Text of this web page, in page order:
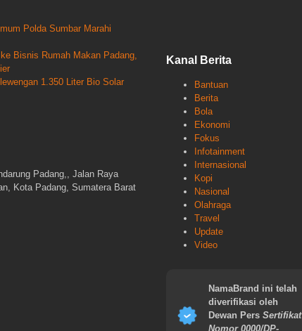
Polda Sumbar Marahi
Bisnis Rumah Makan Padang,
1.350 Liter Bio Solar
Padang,, Jalan Raya
Kota Padang, Sumatera Barat
Kanal Berita
Bantuan
Berita
Bola
Ekonomi
Fokus
Infotainment
Internasional
Kopi
Nasional
Olahraga
Travel
Update
Video
NamaBrand ini telah
diverifikasi oleh
Dewan Pers Sertifikat
Nomor 0000/DP-